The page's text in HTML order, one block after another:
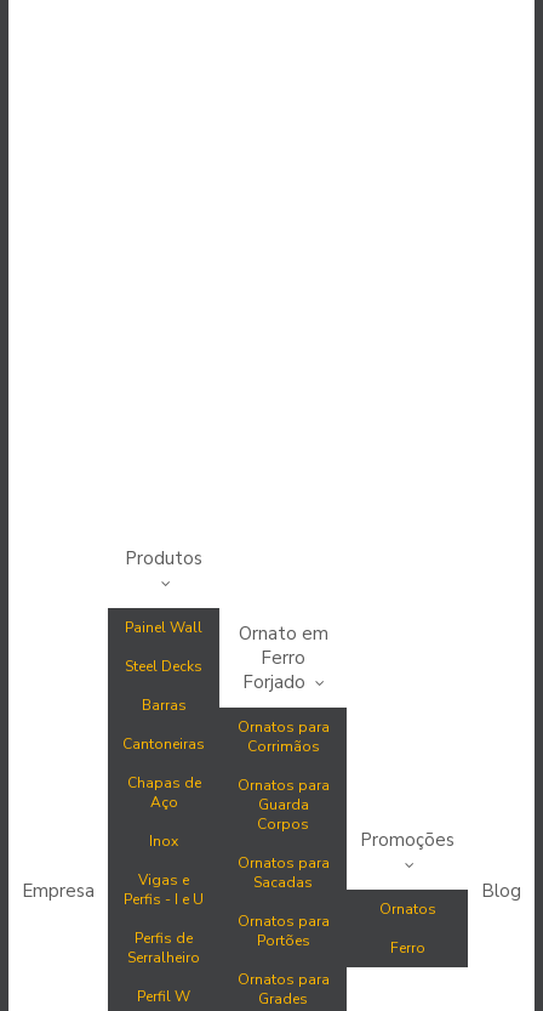
Empresa
Produtos
Painel Wall
Steel Decks
Barras
Cantoneiras
Chapas de
Aço
Inox
Vigas e
Perfis - I e U
Perfis de
Serralheiro
Perfil W
Ornato em
Ferro
Forjado
Ornatos para
Corrimãos
Ornatos para
Guarda
Corpos
Ornatos para
Sacadas
Ornatos para
Portões
Ornatos para
Grades
Promoções
Ornatos
Ferro
Blog